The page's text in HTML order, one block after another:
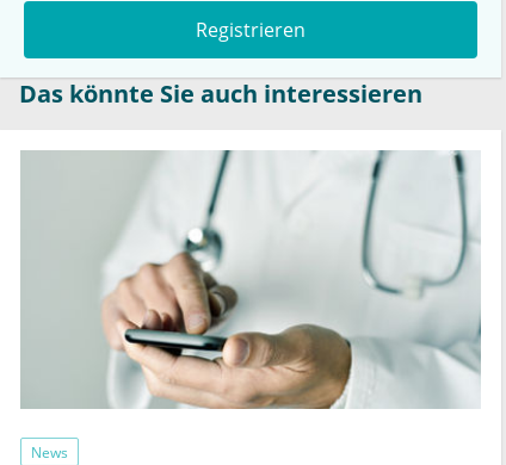
Registrieren
Das könnte Sie auch interessieren
News